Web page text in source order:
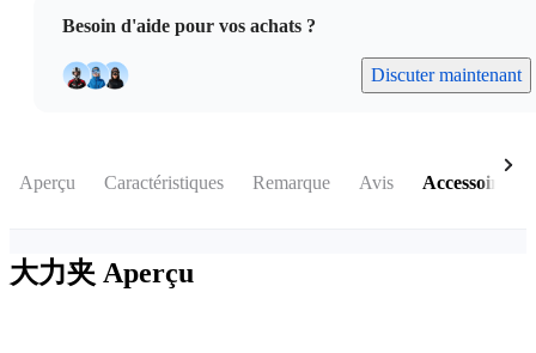
Besoin d'aide pour vos achats ?
Discuter maintenant
Aperçu Caractéristiques Remarque Avis Accessoires
大力夹 Aperçu